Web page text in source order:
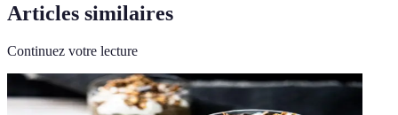
Articles similaires
Continuez votre lecture